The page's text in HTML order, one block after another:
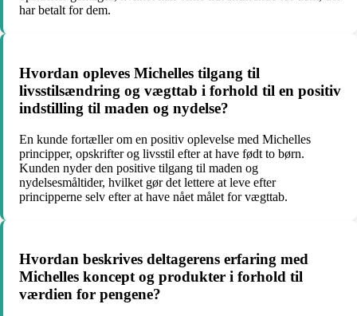
har betalt for dem.
Hvordan opleves Michelles tilgang til
livsstilsændring og vægttab i forhold til en positiv
indstilling til maden og nydelse?
En kunde fortæller om en positiv oplevelse med Michelles
principper, opskrifter og livsstil efter at have født to børn.
Kunden nyder den positive tilgang til maden og
nydelsesmåltider, hvilket gør det lettere at leve efter
principperne selv efter at have nået målet for vægttab.
Hvordan beskrives deltagerens erfaring med
Michelles koncept og produkter i forhold til
værdien for pengene?